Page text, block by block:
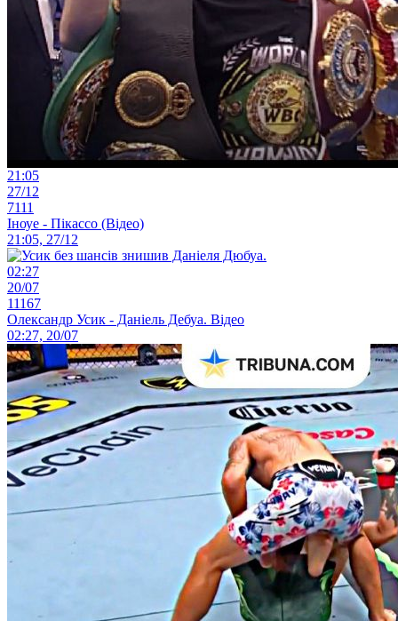
21:05
27/12
7111
Іноуе - Пікассо (Відео)
21:05, 27/12
02:27
20/07
11167
Олександр Усик - Даніель Дебуа. Відео
02:27, 20/07